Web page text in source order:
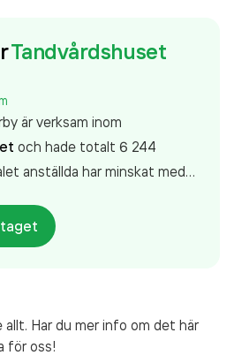
Tandvårdshuset
är verksam inom
och hade totalt 6 244
anställda har minskat med
Bolaget är ett aktiebolag
1972. Tandvårdshuset Norby
Har du mer info om det här
för oss!